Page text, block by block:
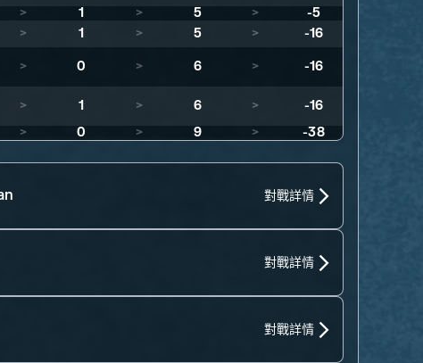
> 1 > 5 >
-5
> 1 > 5 > -16
> 0 > 6 > -16
> 1 > 6 >
-16
> 0 > 9 > -38
對戰詳情
對戰詳情
對戰詳情